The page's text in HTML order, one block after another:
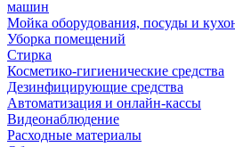
машин
Мойка оборудования, посуды и
Уборка помещений
Стирка
Косметико-гигиенические средства
Дезинфицирующие средства
Автоматизация и онлайн-кассы
Видеонаблюдение
Расходные материалы